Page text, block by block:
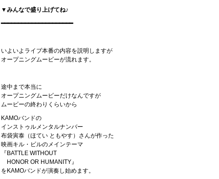
▼みんなで盛り上げてね♪
━━━━━━━━━━━━━━━━━━━━━
いよいよライブ本番の内容を説明しますが
オープニングムービーが流れます。
途中まで本当に
オープニングムービーだけなんですが
ムービーの終わりくらいから
KAMOバンドの
インストゥルメンタルナンバー
布袋寅泰（ほてい ともやす）さんが作った
映画キル・ビルのメインテーマ
『BATTLE WITHOUT
HONOR OR HUMANITY』
をKAMOバンドが演奏し始めます。